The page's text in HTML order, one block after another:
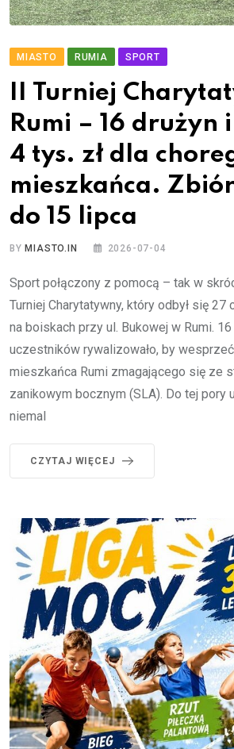
MIASTO RUMIA SPORT
II Turniej
Rumi – 16 drużyn
4 tys. zł dla
mieszkańca.
do 15 lipca
BY MIASTO.IN 2026-07-04
Sport połączony z pomocą – tak w
Turniej Charytatywny, który odbył się 27
na boiskach przy ul. Bukowej w Rumi.
uczestników rywalizowało, by
mieszkańca Rumi zmagającego się ze
zanikowym bocznym (SLA). Do tej pory
niemal
CZYTAJ WIĘCEJ